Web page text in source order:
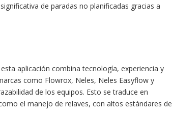
de paradas no planificadas gracias a
aplicación combina tecnología, experiencia y
como Flowrox, Neles, Neles Easyflow y
de los equipos. Esto se traduce en
el manejo de relaves, con altos estándares de